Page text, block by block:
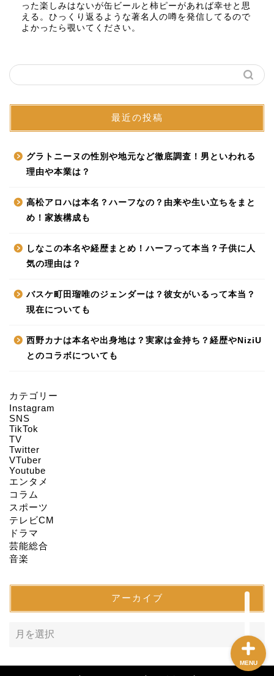
った楽しみはないが缶ビールと柿ピーがあれば幸せと思
える。ひっくり返るような著名人の噂を発信してるので
よかったら覗いてください。
最近の投稿
グラトニーヌの性別や地元など徹底調査！男といわれる
理由や本業は？
高松アロハは本名？ハーフなの？由来や生い立ちをまと
め！家族構成も
しなこの本名や経歴まとめ！ハーフって本当？子供に人
気の理由は？
バスケ町田瑠唯のジェンダーは？彼女がいるって本当？
現在についても
西野カナは本名や出身地は？実家は金持ち？経歴やNiziU
とのコラボについても
カテゴリー
Instagram
SNS
TikTok
TV
Twitter
VTuber
Youtube
エンタメ
コラム
スポーツ
テレビCM
ドラマ
芸能総合
音楽
アーカイブ
MENU